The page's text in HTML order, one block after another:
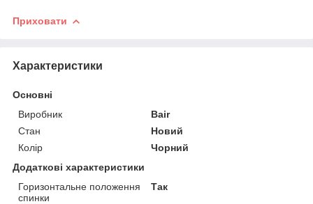
Приховати
Характеристики
Основні
Виробник
Bair
Стан
Новий
Колір
Чорний
Додаткові характеристики
Горизонтальне положення
спинки
Так